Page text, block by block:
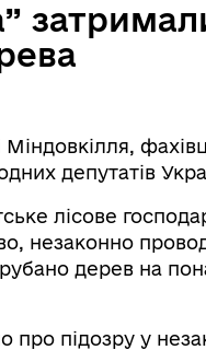
депутатів
лісове
незаконно
дерев на
підозру у